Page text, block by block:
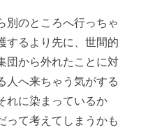
別のところへ行っちゃ
するより先に、世間的
団から外れたことに対
人へ来ちゃう気がする
れに染まっているか
って考えてしまうかも